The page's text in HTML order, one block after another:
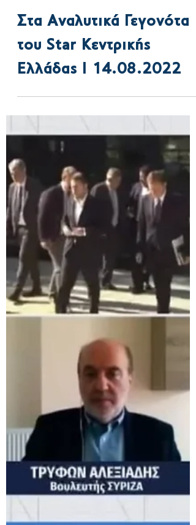
Load video
22 Αυγ 2022
Στα Αναλυτικά Γεγονότα
του Star Κεντρικής
Ελλάδας Ι 14.08.2022